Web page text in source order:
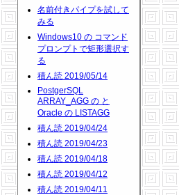
名前付きパイプを試して
みる
Windows10 の コマンド
プロンプトで矩形選択す
る
積ん読 2019/05/14
PostgerSQL
ARRAY_AGG の と
Oracle の LISTAGG
積ん読 2019/04/24
積ん読 2019/04/23
積ん読 2019/04/18
積ん読 2019/04/12
積ん読 2019/04/11